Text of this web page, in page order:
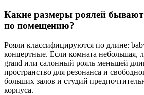
Какие размеры роялей
по помещению?
Рояли классифицируются по длине:
концертные. Если комната небольшая,
grand или салонный рояль меньшей
пространство для резонанса и
больших залов и студий
корпуса.